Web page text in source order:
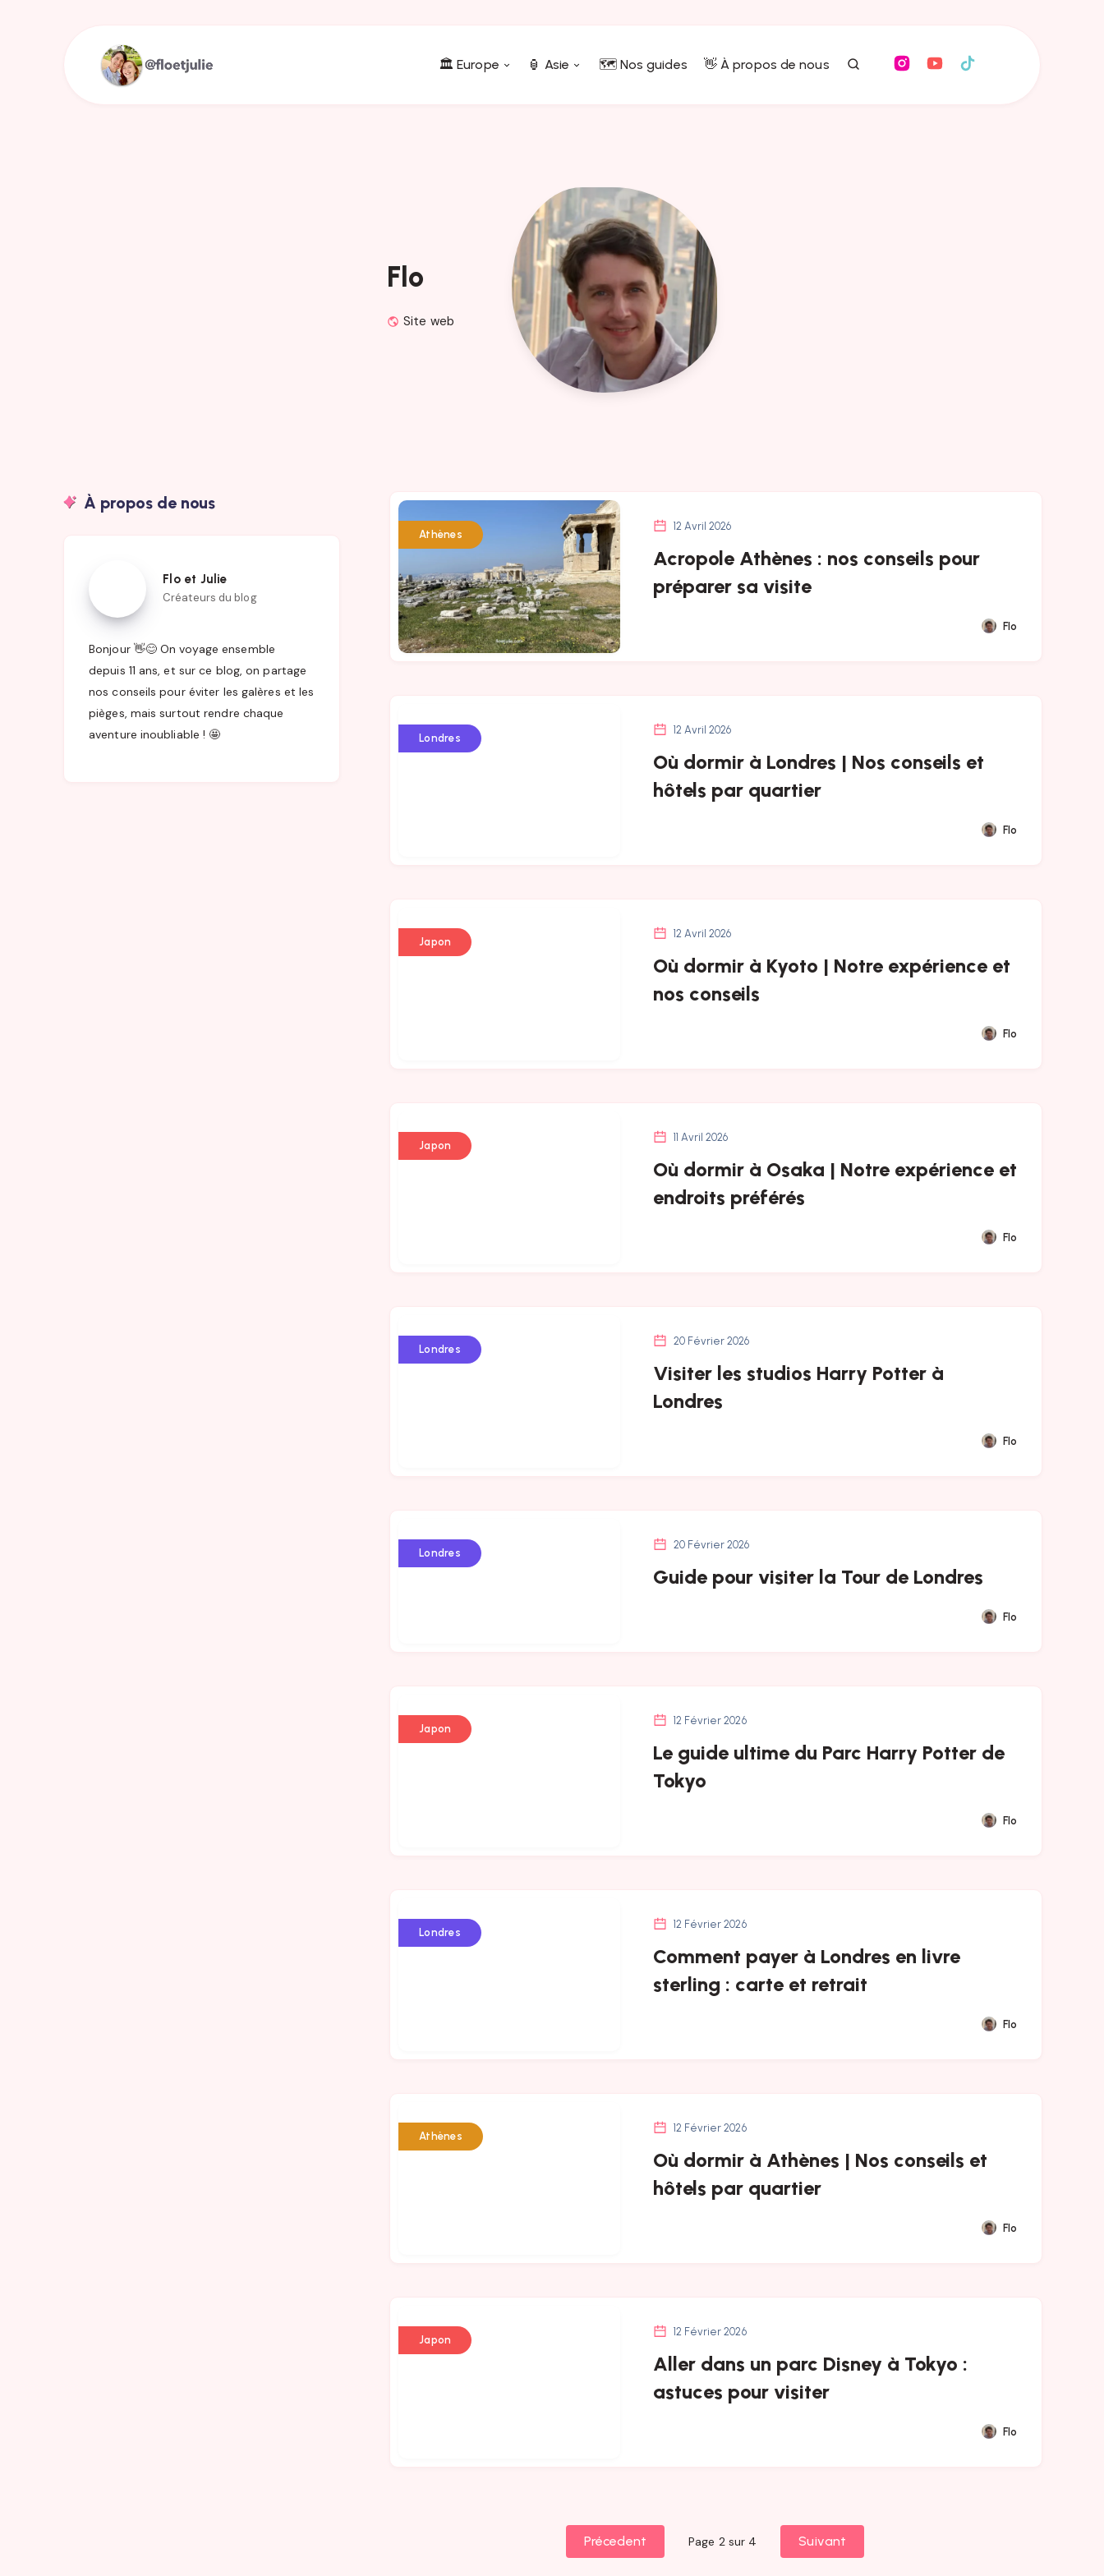
🏛️ Europe 🏮 Asie 🗺️ Nos guides 👋 À propos de nous
Flo
Site web
À propos de nous
et
Julie
Flo et Julie
Créateurs du blog
Bonjour 👋😊 On voyage ensemble
depuis 11 ans, et sur ce blog, on partage
nos conseils pour éviter les galères et les
pièges, mais surtout rendre chaque
aventure inoubliable ! 🤩
Athènes
12 Avril 2026
Acropole Athènes : nos conseils pour
préparer sa visite
Flo
Londres
12 Avril 2026
Où dormir à Londres | Nos conseils et
hôtels par quartier
Flo
Japon
12 Avril 2026
Où dormir à Kyoto | Notre expérience et
nos conseils
Flo
Japon
11 Avril 2026
Où dormir à Osaka | Notre expérience et
endroits préférés
Flo
Londres
20 Février 2026
Visiter les studios Harry Potter à
Londres
Flo
Londres
20 Février 2026
Guide pour visiter la Tour de Londres
Flo
Japon
12 Février 2026
Le guide ultime du Parc Harry Potter de
Tokyo
Flo
Londres
12 Février 2026
Comment payer à Londres en livre
sterling : carte et retrait
Flo
Athènes
12 Février 2026
Où dormir à Athènes | Nos conseils et
hôtels par quartier
Flo
Japon
12 Février 2026
Aller dans un parc Disney à Tokyo :
astuces pour visiter
Flo
Précedent Page 2 sur 4 Suivant